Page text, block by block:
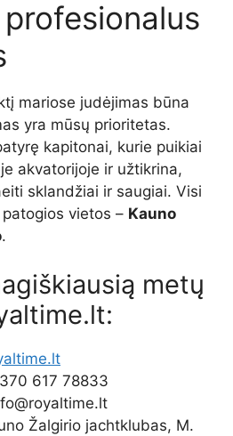
mariose judėjimas būna
yra mūsų prioritetas.
kapitonai, kurie puikiai
akvatorijoje ir užtikrina,
sklandžiai ir saugiai. Visi
vietos – Kauno
.
metų
617 78833
Žalgirio jachtklubas, M.